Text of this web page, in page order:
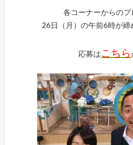
各コーナーからのプ
26日（月）の午前6時が締
応募はこちら